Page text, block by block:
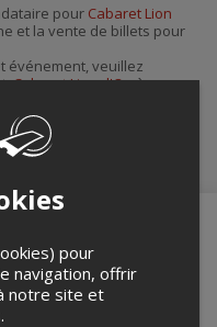
pour Cabaret Lion
et la vente de billets pour
événement, veuillez
Cabaret Lion d'Or, à
n'êtes pas un
pour
navigation, offrir
notre site et